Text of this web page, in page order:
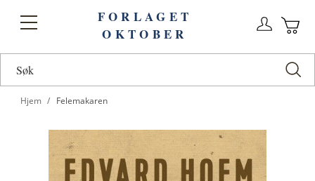
Toggle
FORLAGET
OKTOBER
Hjem Felemakaren